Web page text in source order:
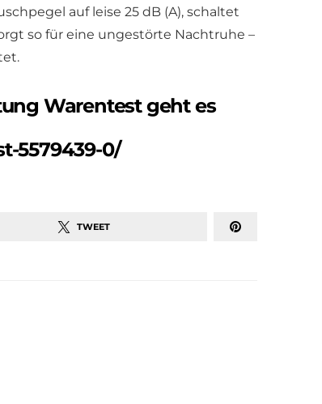
auf leise 25 dB (A), schaltet
so für eine ungestörte Nachtruhe –
Warentest geht es
5579439-0/
TWEET